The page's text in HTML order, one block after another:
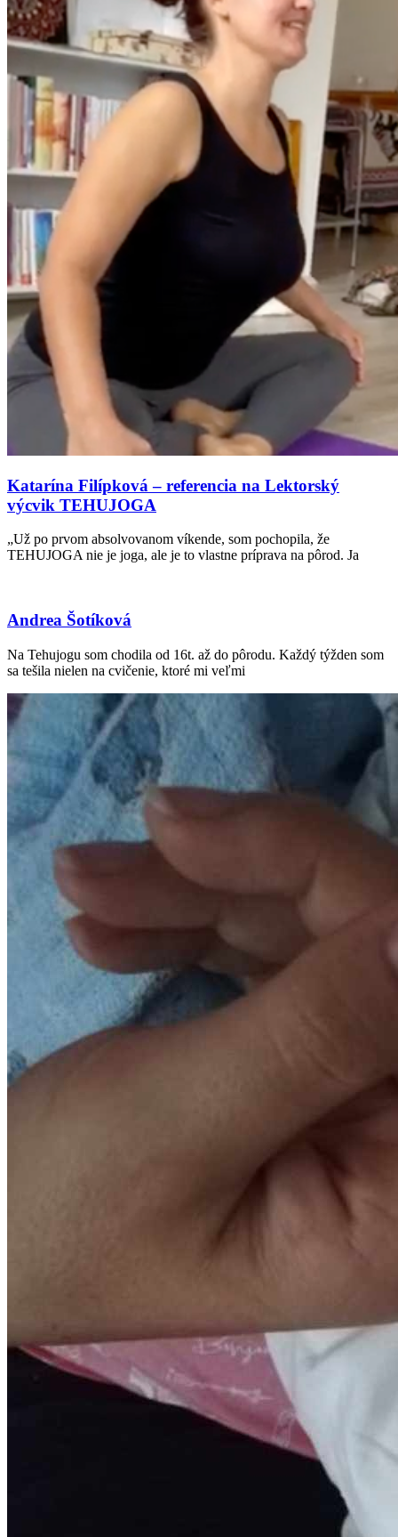
Katarína Filípková – referencia na Lektorský
výcvik TEHUJOGA
„Už po prvom absolvovanom víkende, som pochopila, že
TEHUJOGA nie je joga, ale je to vlastne príprava na pôrod. Ja
Andrea Šotíková
Na Tehujogu som chodila od 16t. až do pôrodu. Každý týžden som
sa tešila nielen na cvičenie, ktoré mi veľmi